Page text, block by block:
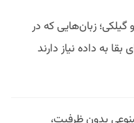
گیلکی؛ زبان‌هایی که در
به داده نیاز دارند